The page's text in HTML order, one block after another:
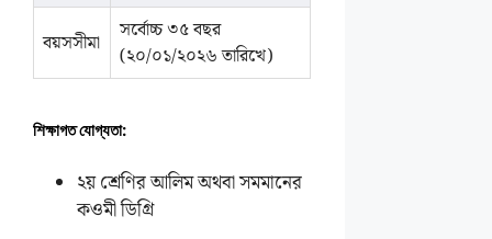
বয়সসীমা
সর্বোচ্চ ৩৫ বছর
(২০/০১/২০২৬ তারিখে)
শিক্ষাগত যোগ্যতা:
২য় শ্রেণির আলিম অথবা সমমানের
কওমী ডিগ্রি